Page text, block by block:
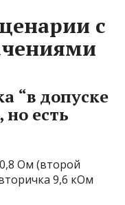
с
“в допуске
есть
Ом (второй
9,6 кОм